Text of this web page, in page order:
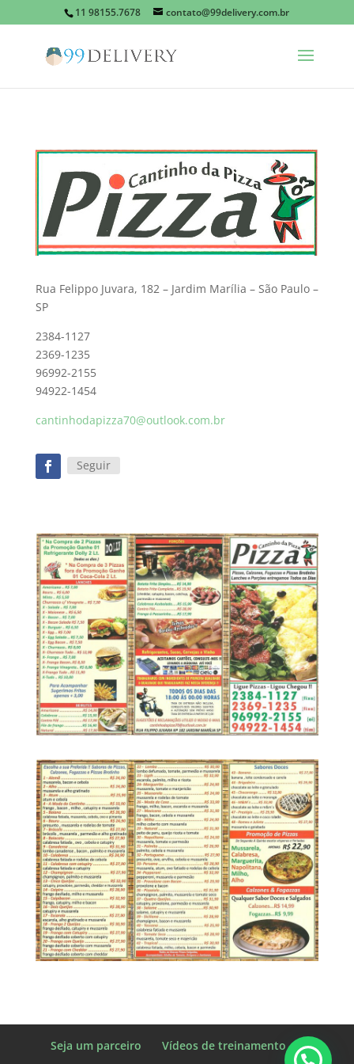
11 98155.7678 contato@99delivery.com.br
Rua Felippo Juvara, 182 – Jardim Marília – São Paulo –
SP
2384-1127
2369-1235
96992-2155
94922-1454
cantinhodapizza70@outlook.com.br
Seguir
Seja um parceiro Vídeos de treinamento